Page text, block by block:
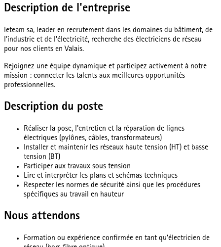
Description de l'entreprise
leteam sa, leader en recrutement dans les domaines du bâtiment, de
l’industrie et de l’électricité, recherche des électriciens de réseau
pour nos clients en Valais.
Rejoignez une équipe dynamique et participez activement à notre
mission : connecter les talents aux meilleures opportunités
professionnelles.
Description du poste
Réaliser la pose, l'entretien et la réparation de lignes
électriques (pylônes, câbles, transformateurs)
Installer et maintenir les réseaux haute tension (HT) et basse
tension (BT)
Participer aux travaux sous tension
Lire et interpréter les plans et schémas techniques
Respecter les normes de sécurité ainsi que les procédures
spécifiques au travail en hauteur
Nous attendons
Formation ou expérience confirmée en tant qu’électricien de